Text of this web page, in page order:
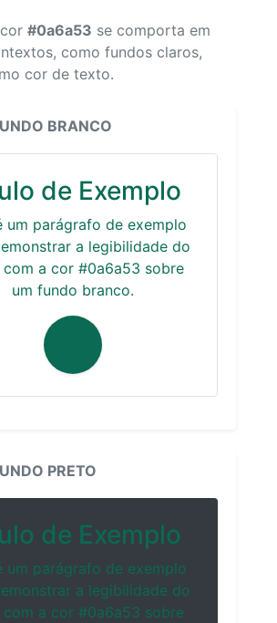
#0a6a53 se comporta em
como fundos claros,
cor de texto.
BRANCO
de Exemplo
um parágrafo de exemplo
a legibilidade do
a cor #0a6a53 sobre
um fundo branco.
PRETO
de Exemplo
um parágrafo de exemplo
a legibilidade do
a cor #0a6a53 sobre